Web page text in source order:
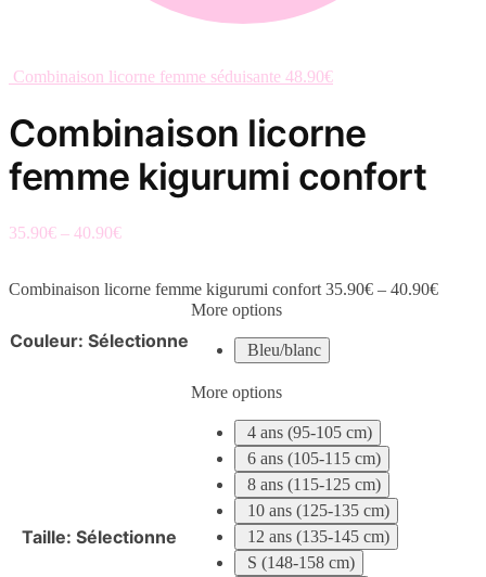
Combinaison licorne femme séduisante 48.90€
Combinaison licorne
femme kigurumi confort
35.90€ – 40.90€
Combinaison licorne femme kigurumi confort 35.90€ – 40.90€
Couleur: Sélectionne
More options
Bleu/blanc
Taille: Sélectionne
More options
4 ans (95-105 cm)
6 ans (105-115 cm)
8 ans (115-125 cm)
10 ans (125-135 cm)
12 ans (135-145 cm)
S (148-158 cm)